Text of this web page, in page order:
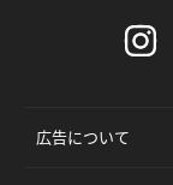
広告について